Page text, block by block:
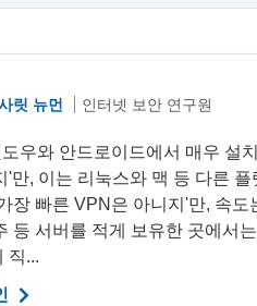
릿 뉴먼 인터넷 보안 연구원
우와 안드로이드에서 매우 설
'만, 이는 리눅스와 맥 등 다른
장 빠른 VPN은 아니지'만, 속
등 서버를 적게 보유한 곳에서
직...